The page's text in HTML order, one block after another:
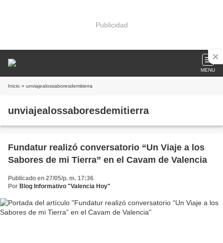
Publicidad
MENU
Inicio » unviajealossaboresdemitierra
unviajealossaboresdemitierra
Fundatur realizó conversatorio “Un Viaje a los
Sabores de mi Tierra” en el Cavam de Valencia
Publicado en 27/05/p. m. 17:36
Por Blog Informativo "Valencia Hoy"